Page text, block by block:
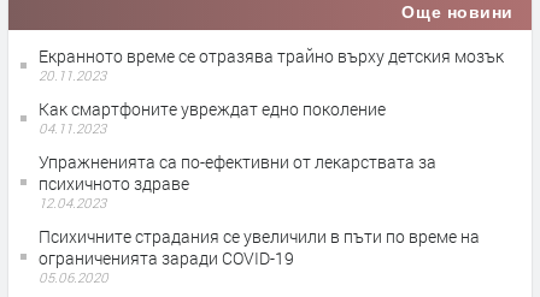
Още новини
Екранното време се отразява трайно върху детския мозък
20.11.2023
Как смартфоните увреждат едно поколение
04.11.2023
Упражненията са по-ефективни от лекарствата за
психичното здраве
12.04.2023
Психичните страдания се увеличили в пъти по време на
ограниченията заради COVID-19
05.06.2020